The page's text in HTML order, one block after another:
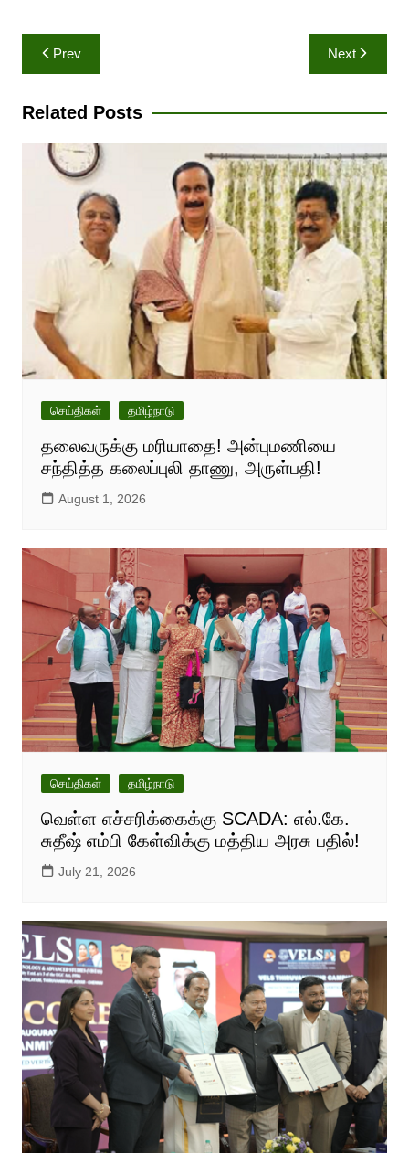
Post
navigation
Prev Next
Related Posts
செய்திகள் தமிழ்நாடு
தலைவருக்கு மரியாதை! அன்புமணியை
சந்தித்த கலைப்புலி தாணு, அருள்பதி!
August 1, 2026
செய்திகள் தமிழ்நாடு
வெள்ள எச்சரிக்கைக்கு SCADA: எல்.கே.
சுதீஷ் எம்பி கேள்விக்கு மத்திய அரசு பதில்!
July 21, 2026